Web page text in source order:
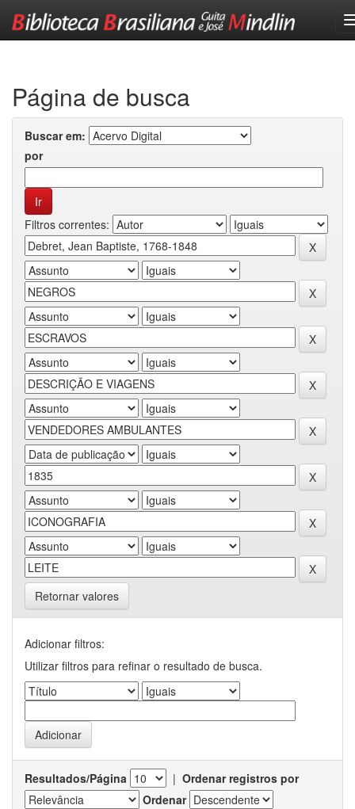
Página de busca
Buscar em:
por
Filtros correntes:
Retornar valores
Adicionar filtros:
Utilizar filtros para refinar o resultado de busca.
Resultados/Página | Ordenar registros por
Ordenar